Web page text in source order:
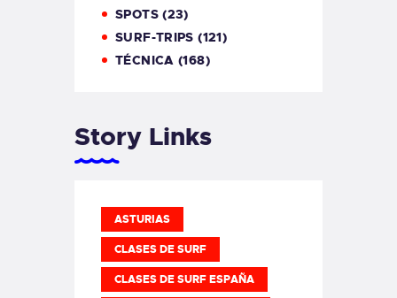
SPOTS(23)
SURF-TRIPS (121)
TÉCNICA (168)
Story Links
ASTURIAS
CLASES DE SURF
CLASES DE SURF ESPAÑA